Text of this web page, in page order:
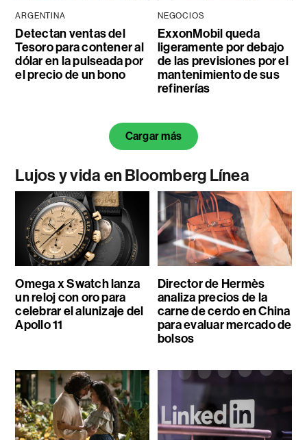
ARGENTINA
Detectan ventas del
Tesoro para contener al
dólar en la pulseada por
el precio de un bono
NEGOCIOS
ExxonMobil queda
ligeramente por debajo
de las previsiones por el
mantenimiento de sus
refinerías
Cargar más
Lujos y vida en Bloomberg Línea
Omega x Swatch lanza
un reloj con oro para
celebrar el alunizaje del
Apollo 11
Director de Hermès
analiza precios de la
carne de cerdo en China
para evaluar mercado de
bolsos